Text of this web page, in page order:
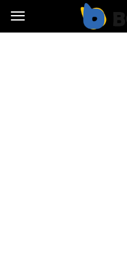
Bomi.pl